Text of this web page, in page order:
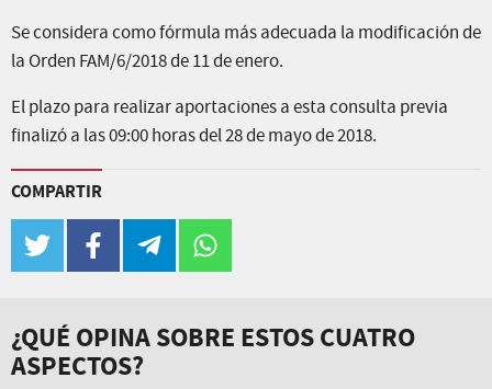
Se considera como fórmula más adecuada la modificación de
la Orden FAM/6/2018 de 11 de enero.
El plazo para realizar aportaciones a esta consulta previa
finalizó a las 09:00 horas del 28 de mayo de 2018.
COMPARTIR
twitter facebook telegram
¿QUÉ OPINA SOBRE ESTOS CUATRO
ASPECTOS?